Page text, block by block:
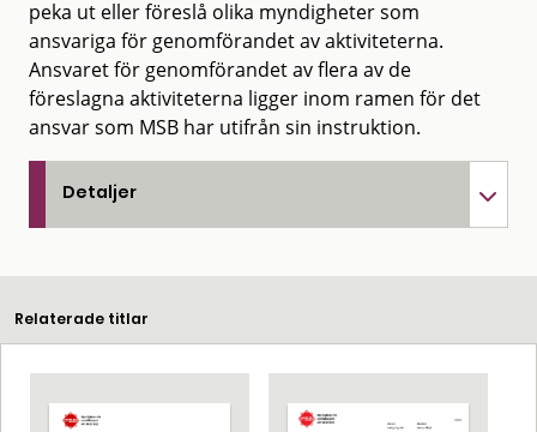
peka ut eller föreslå olika myndigheter som
ansvariga för genomförandet av aktiviteterna.
Ansvaret för genomförandet av flera av de
föreslagna aktiviteterna ligger inom ramen för det
ansvar som MSB har utifrån sin instruktion.
Detaljer
Relaterade titlar